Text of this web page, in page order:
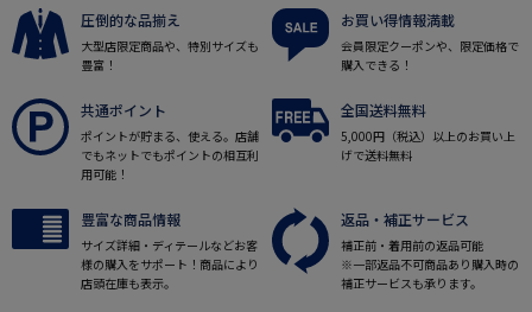
圧倒的な品揃え
大型店限定商品や、特別サイズも
豊富！
お買い得情報満載
会員限定クーポンや、限定価格で
購入できる！
共通ポイント
ポイントが貯まる、使える。店舗
でもネットでもポイントの相互利
用可能！
全国送料無料
5,000円（税込）以上のお買い上
げで送料無料
豊富な商品情報
サイズ詳細・ディテールなどお客
様の購入をサポート！商品により
店頭在庫も表示。
返品・補正サービス
補正前・着用前の返品可能
※一部返品不可商品あり購入時の
補正サービスも承ります。